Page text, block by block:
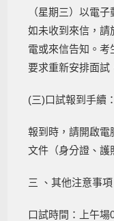
（星期三）以電
如未收到來信，請
電或來信告知。考
要求重新安排面試
(三)口試報到手續：
報到時，請開啟電
文件（身分證、護
三 、其他注意事項
口試時間：上午場